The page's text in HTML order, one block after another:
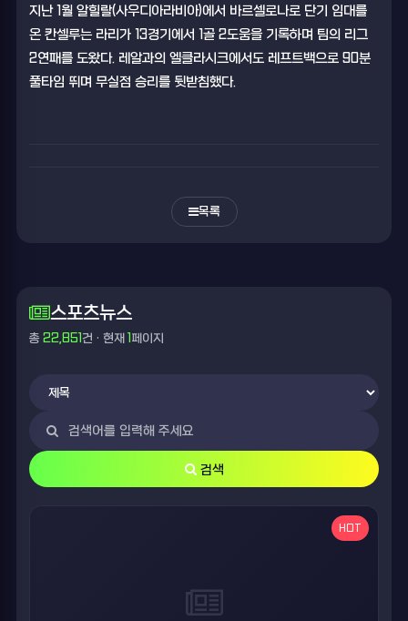
지난 1월 알힐랄(사우디아라비아)에서 바르셀로나로 단기 임대를
온 칸셀루는 라리가 13경기에서 1골 2도움을 기록하며 팀의 리그
2연패를 도왔다. 레알과의 엘클라시크에서도 레프트백으로 90분
풀타임 뛰며 무실점 승리를 뒷받침했다.
목록
스포츠뉴스
총 22,851건 · 현재 1 페이지
검색
HOT